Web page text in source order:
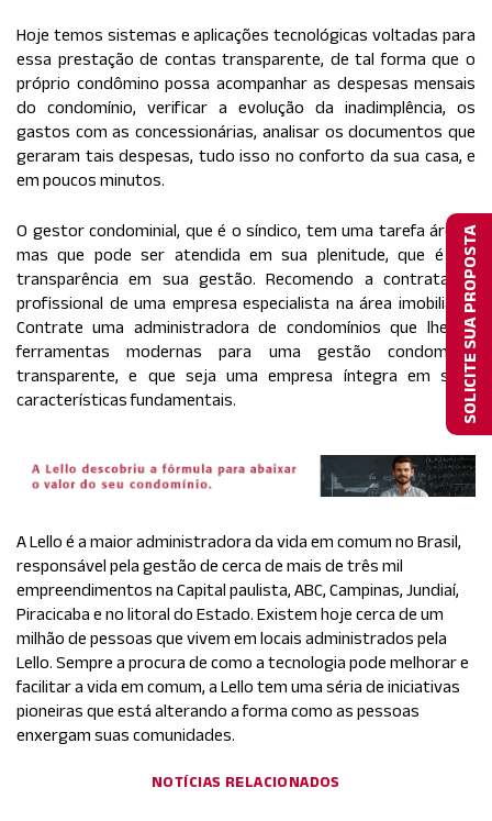
Hoje temos sistemas e aplicações tecnológicas voltadas para
essa prestação de contas transparente, de tal forma que o
próprio condômino possa acompanhar as despesas mensais
do condomínio, verificar a evolução da inadimplência, os
gastos com as concessionárias, analisar os documentos que
geraram tais despesas, tudo isso no conforto da sua casa, e
em poucos minutos.
O gestor condominial, que é o síndico, tem uma tarefa árdua,
mas que pode ser atendida em sua plenitude, que é ter
transparência em sua gestão. Recomendo a contratação
profissional de uma empresa especialista na área imobiliária.
Contrate uma administradora de condomínios que lhe dê
ferramentas modernas para uma gestão condominial
transparente, e que seja uma empresa íntegra em suas
características fundamentais.
A Lello é a maior administradora da vida em comum no Brasil,
responsável pela gestão de cerca de mais de três mil
empreendimentos na Capital paulista, ABC, Campinas, Jundiaí,
Piracicaba e no litoral do Estado. Existem hoje cerca de um
milhão de pessoas que vivem em locais administrados pela
Lello. Sempre a procura de como a tecnologia pode melhorar e
facilitar a vida em comum, a Lello tem uma séria de iniciativas
pioneiras que está alterando a forma como as pessoas
enxergam suas comunidades.
NOTÍCIAS RELACIONADOS
SOLICITE SUA PROPOSTA